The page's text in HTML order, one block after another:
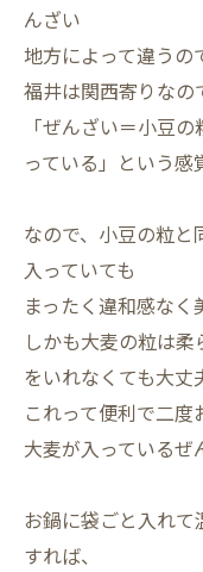
んざい
地方によって違うの
福井は関西寄りなの
「ぜんざい＝小豆
っている」という感
なので、小豆の粒
入っていても
まったく違和感な
しかも大麦の粒は
をいれなくても大丈
これって便利で二
大麦が入っているぜ
お鍋に袋ごと入れ
すれば、